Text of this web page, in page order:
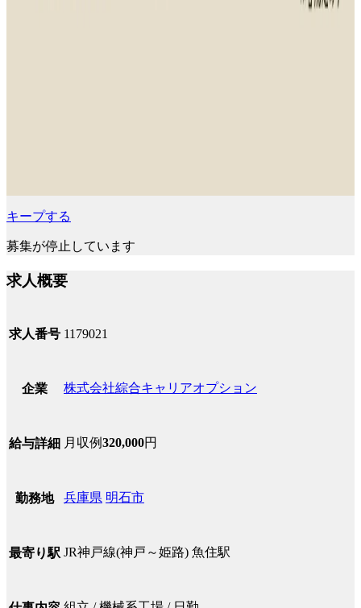
キープする
募集が停止しています
求人概要
求人番号 1179021
企業 株式会社綜合キャリアオプション
給与詳細 月収例320,000円
勤務地 兵庫県 明石市
最寄り駅 JR神戸線(神戸～姫路) 魚住駅